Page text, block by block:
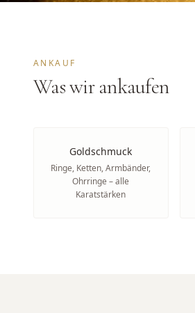
ANKAUF
Was wir ankaufen
Goldschmuck
Ringe, Ketten, Armbänder,
Ohrringe – alle
Karatstärken